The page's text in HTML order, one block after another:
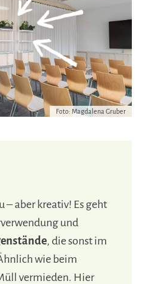
Foto: Magdalena Gruber
– aber kreativ! Es geht
und
, die sonst im
wie beim
vermieden. Hier